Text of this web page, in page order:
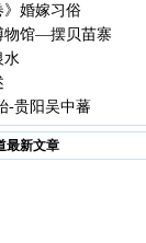
婚嫁习俗
物馆—摆贝苗寨
水
-贵阳吴中蕃
最新文章